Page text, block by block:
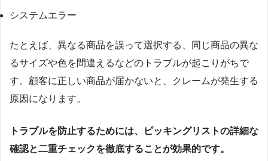
システムエラー
たとえば、異なる商品を誤って選択する、同じ商品の異な
るサイズや色を間違えるなどのトラブルが起こりがちで
す。顧客に正しい商品が届かないと、クレームが発生する
原因になります。
トラブルを防止するためには、ピッキングリストの詳細な
確認と二重チェックを徹底することが効果的です。